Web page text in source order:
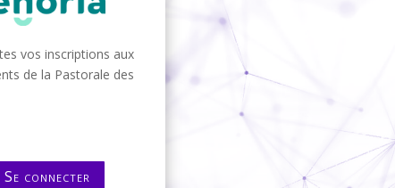
vos inscriptions aux
de la Pastorale des
Se connecter